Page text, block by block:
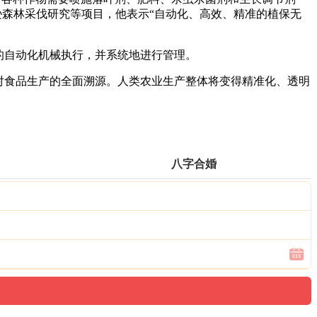
林采伐研究等项目，他表示“自动化、高效、精准的植保无
动化机械执行，并系统地进行管理。
品生产的全面溯源。人类农业生产整体将变得精准化、透明
八字合婚